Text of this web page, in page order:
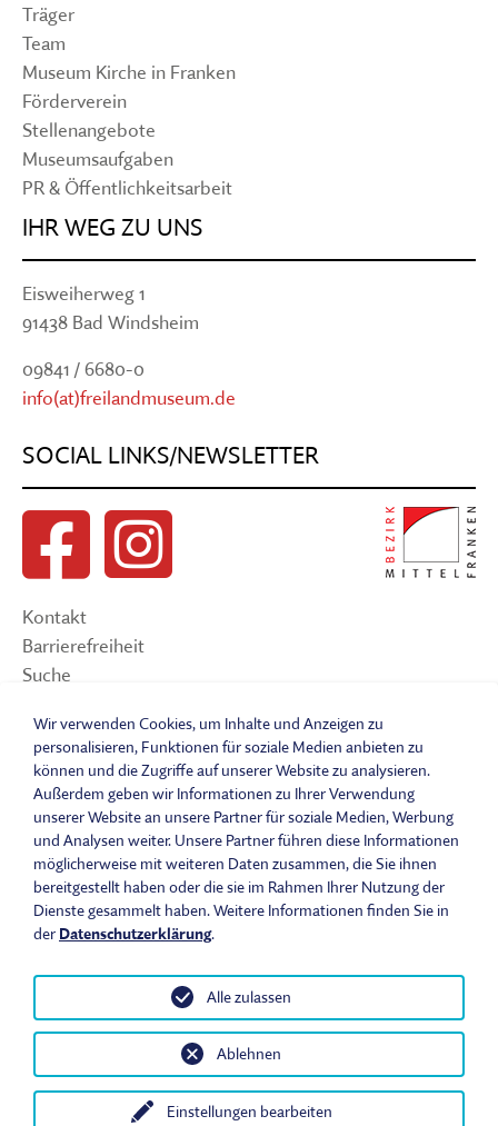
Träger
Team
Museum Kirche in Franken
Förderverein
Stellenangebote
Museumsaufgaben
PR & Öffentlichkeitsarbeit
IHR WEG ZU UNS
Eisweiherweg 1
91438 Bad Windsheim
09841 / 6680-0
info(at)freilandmuseum.de
SOCIAL LINKS/NEWSLETTER
Kontakt
Barrierefreiheit
Suche
Impressum
Datenschutzerklärung
Barrierefreiheitserklärung
Leichte Sprache
Widerrufsbelehrung
Vertrag widerrufen
AGB
Benutzungsordnung
© 2026 Fränkisches Freilandmuseum - Bad Windsheim | Bezirk
Mittelfranken. Alle Rechte vorbehalten.
Wir verwenden Cookies, um Inhalte und Anzeigen zu
personalisieren, Funktionen für soziale Medien anbieten zu
können und die Zugriffe auf unserer Website zu analysieren.
Außerdem geben wir Informationen zu Ihrer Verwendung
unserer Website an unsere Partner für soziale Medien, Werbung
und Analysen weiter. Unsere Partner führen diese Informationen
möglicherweise mit weiteren Daten zusammen, die Sie ihnen
bereitgestellt haben oder die sie im Rahmen Ihrer Nutzung der
Dienste gesammelt haben. Weitere Informationen finden Sie in
der Datenschutzerklärung.
Einstellungen bearbeiten
Ablehnen
Alle zulassen